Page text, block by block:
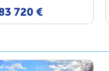
720 €